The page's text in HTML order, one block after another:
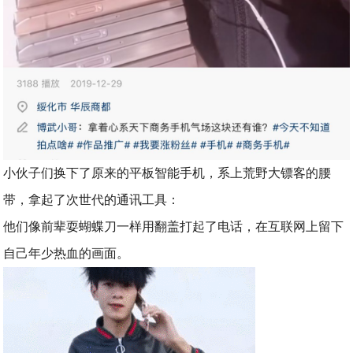
小伙子们换下了原来的平板智能手机，系上荒野大镖客的腰
带，拿起了次世代的通讯工具：
他们像前辈耍蝴蝶刀一样用翻盖打起了电话，在互联网上留下
自己年少热血的画面。